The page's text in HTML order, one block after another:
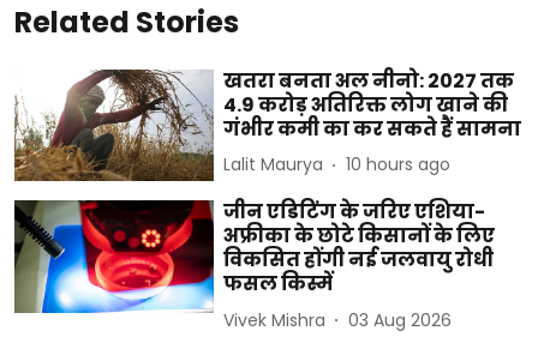
Related Stories
खतरा बनता अल नीनो: 2027 तक
4.9 करोड़ अतिरिक्त लोग खाने की
गंभीर कमी का कर सकते हैं सामना
Lalit Maurya 10 hours ago
जीन एडिटिंग के जरिए एशिया-
अफ्रीका के छोटे किसानों के लिए
विकसित होंगी नई जलवायु रोधी
फसल किस्में
Vivek Mishra 03 Aug 2026